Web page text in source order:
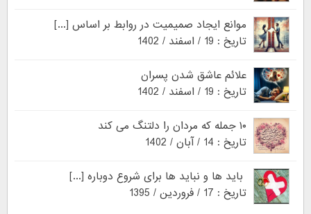
موانع ایجاد صمیمیت در روابط بر اساس [...]
تاریخ : 19 / اسفند / 1402
علائم عاشق شدن پسران
تاریخ : 19 / اسفند / 1402
۱۰ جمله که مردان را دلتنگ می کند
تاریخ : 14 / آبان / 1402
باید ها و نباید ها برای شروع دوباره [...]
تاریخ : 17 / فروردین / 1395